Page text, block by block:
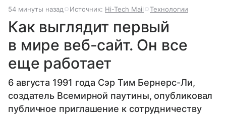
54 минуты назад Источник: Hi-Tech Mail Технологии
Как выглядит первый
в мире веб-сайт. Он все
еще работает
6 августа 1991 года Сэр Тим Бернерс-Ли,
создатель Всемирной паутины, опубликовал
публичное приглашение к сотрудничеству